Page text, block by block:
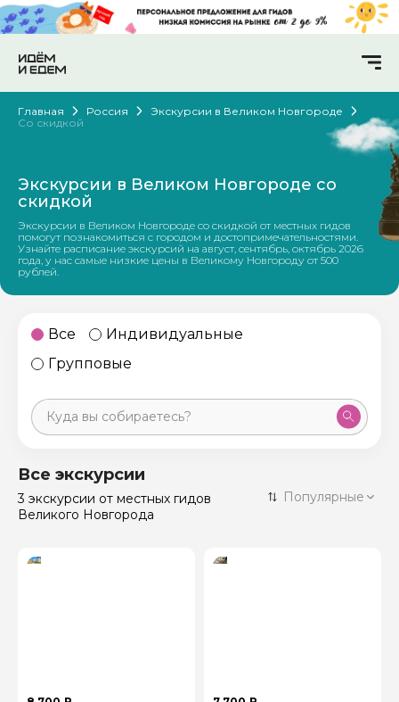
Главная Россия
Экскурсии в Великом Новгороде
Со скидкой
Экскурсии в Великом Новгороде со
скидкой
Экскурсии в Великом Новгороде со скидкой от местных гидов
помогут познакомиться с городом и достопримечательностями.
Узнайте расписание экскурсий на август, сентябрь, октябрь 2026
года, у нас самые низкие цены в Великому Новгороду от 500
рублей.
Все
Индивидуальные
Групповые
Санкт-Петербург
Россия
50 экскурсий
Все экскурсии
3 экскурсии от местных гидов
Великого Новгорода
Популярные